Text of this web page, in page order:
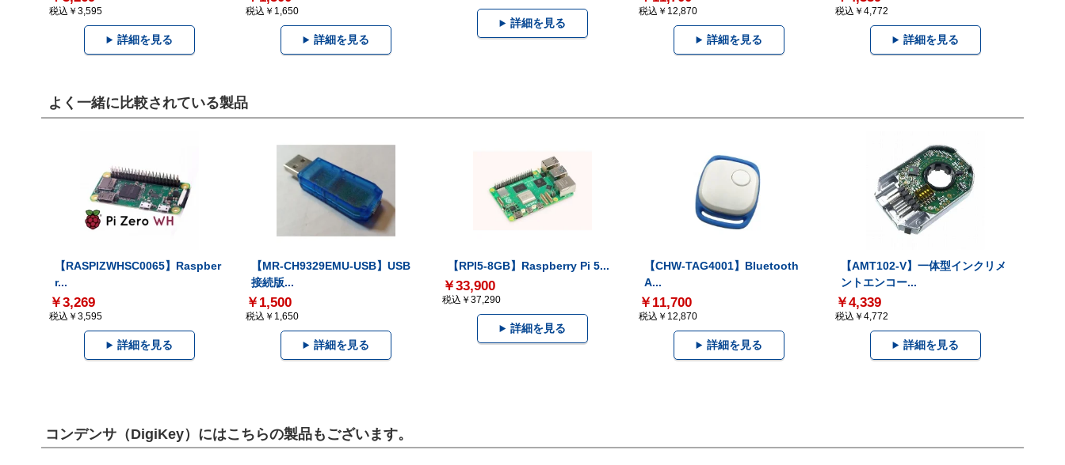
税込￥3,595
詳細を見る
税込￥1,650
詳細を見る
詳細を見る
税込￥12,870
詳細を見る
税込￥4,772
詳細を見る
よく一緒に比較されている製品
【RASPIZWHSC0065】Raspber
r...
￥3,269
税込￥3,595
詳細を見る
【MR-CH9329EMU-USB】USB
接続版...
￥1,500
税込￥1,650
詳細を見る
【RPI5-8GB】Raspberry Pi 5...
￥33,900
税込￥37,290
詳細を見る
【CHW-TAG4001】Bluetooth
A...
￥11,700
税込￥12,870
詳細を見る
【AMT102-V】一体型インクリメ
ントエンコー...
￥4,339
税込￥4,772
詳細を見る
コンデンサ（DigiKey）にはこちらの製品もございます。